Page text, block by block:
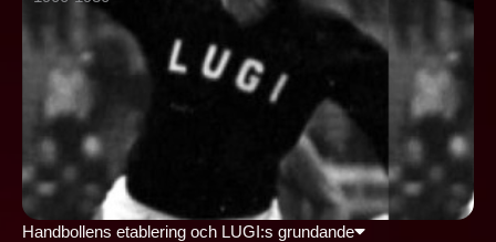
Handbollens etablering och LUGI:s grundande